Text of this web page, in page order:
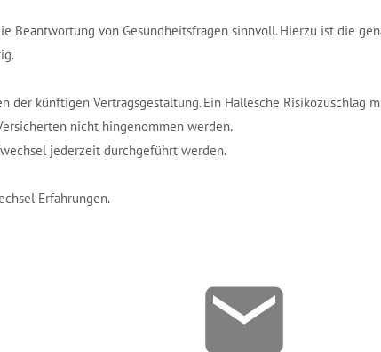
Beantwortung von Gesundheitsfragen sinnvoll. Hierzu ist die
künftigen Vertragsgestaltung. Ein Hallesche Risikozuschlag
nicht hingenommen werden.
jederzeit durchgeführt werden.
Erfahrungen.